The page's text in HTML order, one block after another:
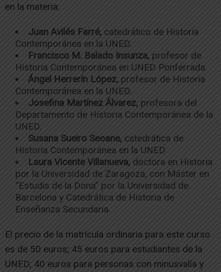
en la materia:
Juan Avilés Farré, catedrático de Historia
Contemporánea en la UNED.
Francisco M. Balado Insunza, profesor de
Historia Contemporánea en UNED Ponferrada.
Ángel Herrerín López, profesor de Historia
Contemporánea en la UNED.
Josefina Martínez Álvarez, profesora del
Departamento de Historia Contemporánea de la
UNED.
Susana Sueiro Seoane, catedrática de
Historia Contemporánea en la UNED
Laura Vicente Villanueva, doctora en Historia
por la Universidad de Zaragoza, con Máster en
“Estudis de la Dona” por la Universidad de
Barcelona y Catedrática de Historia de
Enseñanza Secundaria.
El precio de la matrícula ordinaria para este curso
es de 50 euros; 45 euros para estudiantes de la
UNED; 40 euros para personas con minusvalía y